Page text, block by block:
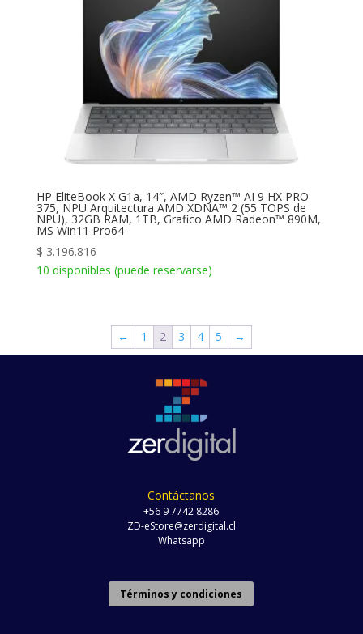
HP EliteBook X G1a, 14″, AMD Ryzen™ AI 9 HX PRO
375, NPU Arquitectura AMD XDNA™ 2 (55 TOPS de
NPU), 32GB RAM, 1TB, Grafico AMD Radeon™ 890M,
MS Win11 Pro64
$ 3.196.816
10 disponibles (puede reservarse)
← 1 2 3 4 5 →
Contáctanos
+56 9 7742 8286
ZD-eStore@zerdigital.cl
Whatsapp
Términos y condiciones